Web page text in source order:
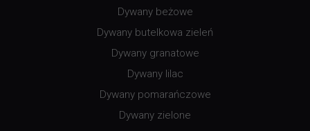
Dywany beżowe
Dywany butelkowa zieleń
Dywany granatowe
Dywany lilac
Dywany pomarańczowe
Dywany zielone